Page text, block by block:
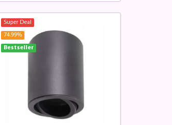
Super Deal
74.99%
Bestseller